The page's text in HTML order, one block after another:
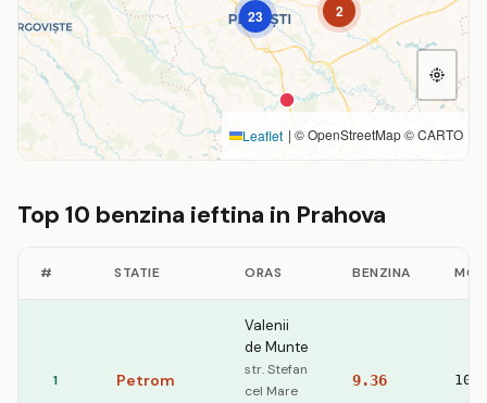
2
23
Leaflet | © OpenStreetMap © CARTO
Top 10 benzina ieftina in Prahova
# STATIE ORAS BENZINA
1 Petrom
Valenii
de Munte
str. Stefan
cel Mare
9.36